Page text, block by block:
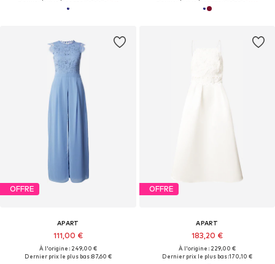
OFFRE
APART
111,00 €
À l'origine : 249,00 €
Dernier prix le plus bas :87,60 €
OFFRE
APART
183,20 €
À l'origine : 229,00 €
Dernier prix le plus bas :170,10 €